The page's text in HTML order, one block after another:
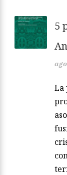
5
La